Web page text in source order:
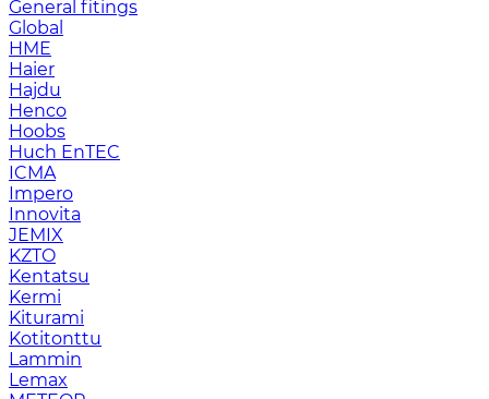
General fitings
Global
HME
Haier
Hajdu
Henco
Hoobs
Huch EnTEC
ICMA
Impero
Innovita
JEMIX
KZTO
Kentatsu
Kermi
Kiturami
Kotitonttu
Lammin
Lemax